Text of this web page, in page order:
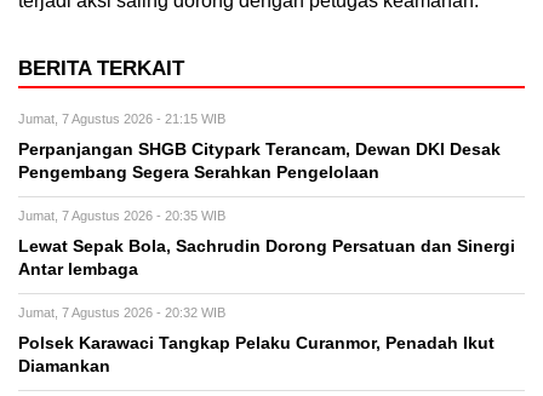
BERITA TERKAIT
Jumat, 7 Agustus 2026 - 21:15 WIB
Perpanjangan SHGB Citypark Terancam, Dewan DKI Desak
Pengembang Segera Serahkan Pengelolaan
Jumat, 7 Agustus 2026 - 20:35 WIB
Lewat Sepak Bola, Sachrudin Dorong Persatuan dan Sinergi
Antar lembaga
Jumat, 7 Agustus 2026 - 20:32 WIB
Polsek Karawaci Tangkap Pelaku Curanmor, Penadah Ikut
Diamankan